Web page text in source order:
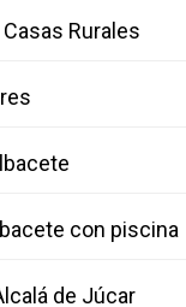
Rurales
con piscina
de Júcar